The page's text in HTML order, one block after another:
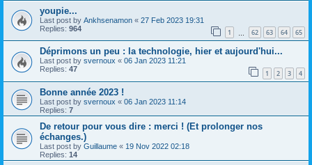
youpie...
Last post by Ankhsenamon « 27 Feb 2023 19:31
Replies: 964 1 62 63 64 65
Déprimons un peu : la technologie, hier et aujourd'hui...
Last post by svernoux « 06 Jan 2023 11:21
Replies: 47 1 2 3 4
Bonne année 2023 !
Last post by svernoux « 06 Jan 2023 11:14
Replies: 7
De retour pour vous dire : merci ! (Et prolonger nos
échanges.)
Last post by Guillaume « 19 Nov 2022 02:18
Replies: 14